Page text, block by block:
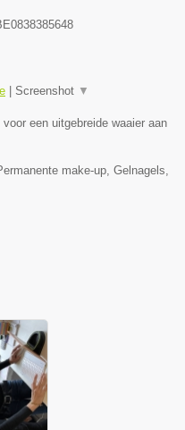
Screenshot ▼
een uitgebreide waaier aan
make-up, Gelnagels,